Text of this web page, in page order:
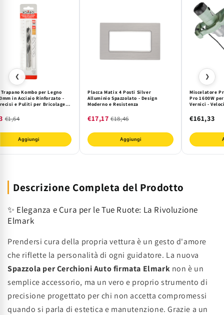
❮
Kombo per Legno
in Acciaio Rinforzato -
e Puliti per Bricolage e
€1,64
Aggiungi
Placca Matix 4 Posti Silver
Alluminio Spazzolato - Design
Moderno e Resistenza
€17,17 €18,46
Aggiungi
Miscelatore
Pro 1600W
Vernici -
€161,33
❯
Descrizione Completa del Prodotto
✨ Eleganza e Cura per le Tue Ruote: La Rivoluzione
Elmark
Prendersi cura della propria vettura è un gesto d'amore
che riflette la personalità di ogni guidatore. La nuova
Spazzola per Cerchioni Auto firmata Elmark non è un
semplice accessorio, ma un vero e proprio strumento di
precisione progettato per chi non accetta compromessi
quando si parla di estetica e manutenzione. Grazie a un